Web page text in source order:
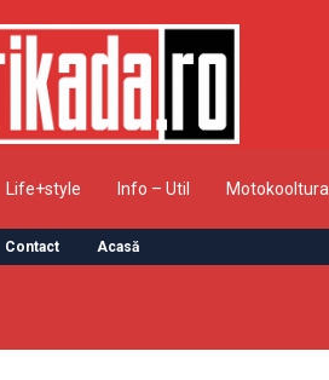
Life+style Info – Util Motokooltura
Contact Acasă